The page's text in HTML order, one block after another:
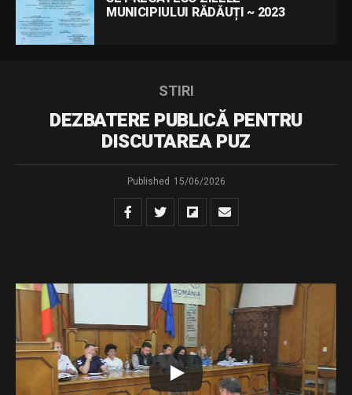
MUNICIPIULUI RĂDĂUȚI ~ 2023
STIRI
DEZBATERE PUBLICĂ PENTRU
DISCUTAREA PUZ
Published 15/06/2026